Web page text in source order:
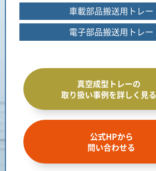
車載部品搬送用トレー
電子部品搬送用トレー
真空成型トレーの
取り扱い事例を詳しく見る
公式HPから
問い合わせる